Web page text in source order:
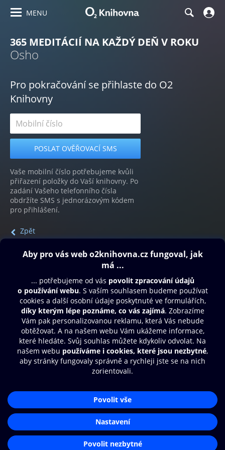
MENU
365 MEDITÁCIÍ NA KAŽDÝ DEŇ V ROKU
Osho
Pro pokračování se přihlaste do O2
Knihovny
Vaše mobilní číslo potřebujeme kvůli
přiřazení položky do Vaší knihovny. Po
zadání Vašeho telefonního čísla
obdržíte SMS s jednorázovým kódem
pro přihlášení.
Zpět
Obsah ke stažení
Moje O2 Knihovna
Další zábava
© O2 Czech Republic a.s.
Přístupnost
Zásady zpracování osobních údajů
Nastavení cookies
Aplikace O2 Knihovna
Čti a poslouchej své e-knihy a
audioknihy rychleji a pohodlněji.